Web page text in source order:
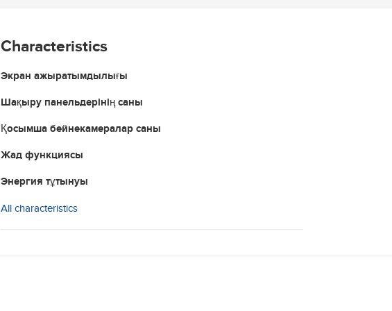
Characteristics
Экран ажыратымдылығы
Шақыру панельдерінің саны
Қосымша бейнекамералар саны
Жад функциясы
Энергия тұтынуы
All characteristics